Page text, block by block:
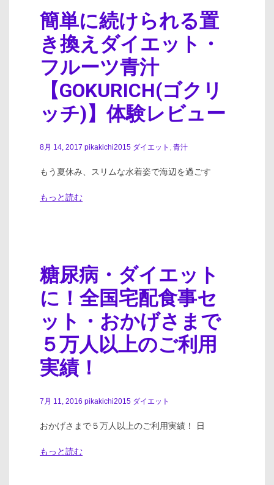
簡単に続けられる置
き換えダイエット・
フルーツ青汁
【GOKURICH(ゴクリ
ッチ)】体験レビュー
8月 14, 2017 pikakichi2015 ダイエット 青汁
もう夏休み、スリムな水着姿で海辺を過ごす
もっと読む
糖尿病・ダイエット
に！全国宅配食事セ
ット・おかげさまで
５万人以上のご利用
実績！
7月 11, 2016 pikakichi2015 ダイエット
おかげさまで５万人以上のご利用実績！ 日
もっと読む